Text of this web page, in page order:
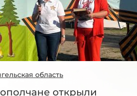
область
открыли